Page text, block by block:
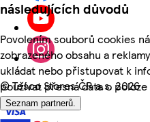
následujících důvodů
Povolením souborů cookies
zobrazeného obsahu a
ukládat nebo přistupovat k
používat přesná data o
Seznam partnerů.
©Tesco Stores ČR a.s. 2026